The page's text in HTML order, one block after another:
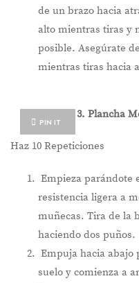
de un brazo hacia
alto mientras tiras y
posible. Asegúrate
mientras tiras hacia
PIN IT
3. Plancha
Haz 10 Repeticiones
Empieza parándote
resistencia ligera a
muñecas. Tira de la
haciendo dos puños.
Empuja hacia abajo
suelo y comienza a